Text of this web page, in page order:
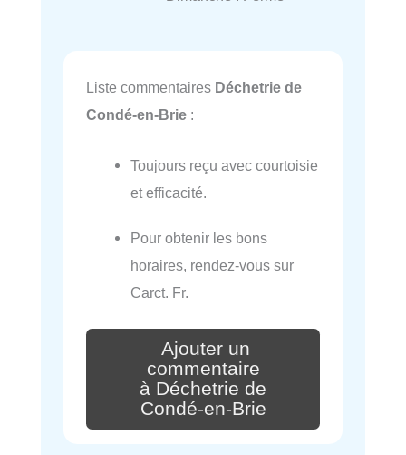
Liste commentaires Déchetrie de
Condé-en-Brie :
Toujours reçu avec courtoisie
et efficacité.
Pour obtenir les bons
horaires, rendez-vous sur
Carct. Fr.
Ajouter un
commentaire
à Déchetrie de
Condé-en-Brie